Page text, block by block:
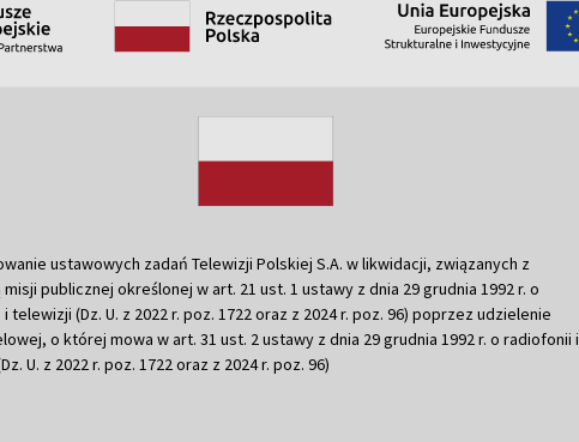
ustawowych zadań Telewizji Polskiej S.A. w likwidacji, związanych z
publicznej określonej w art. 21 ust. 1 ustawy z dnia 29 grudnia 1992 r. o
telewizji (Dz. U. z 2022 r. poz. 1722 oraz z 2024 r. poz. 96) poprzez udzielenie
o której mowa w art. 31 ust. 2 ustawy z dnia 29 grudnia 1992 r. o radiofonii i
U. z 2022 r. poz. 1722 oraz z 2024 r. poz. 96)